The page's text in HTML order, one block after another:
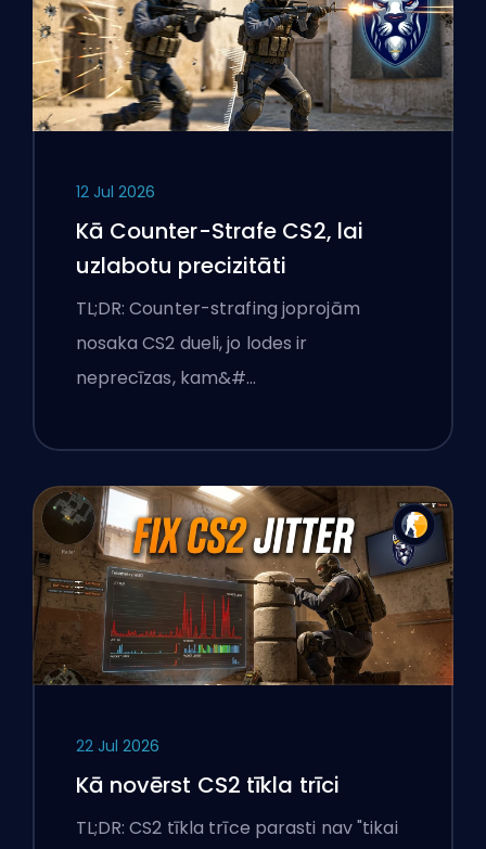
12 Jul 2026
Kā Counter-Strafe CS2, lai
uzlabotu precizitāti
TL;DR: Counter-strafing joprojām
nosaka CS2 dueli, jo lodes ir
neprecīzas, kam&#…
22 Jul 2026
Kā novērst CS2 tīkla trīci
TL;DR: CS2 tīkla trīce parasti nav "tikai